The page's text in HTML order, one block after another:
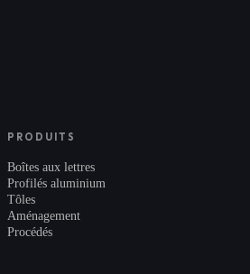
PRODUITS
Boîtes aux lettres
Profilés aluminium
Tôles
Aménagement
Procédés